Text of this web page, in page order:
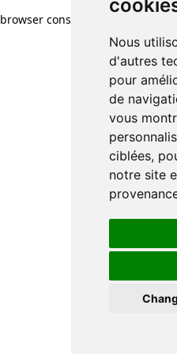
Nous
d'autres
pour
de
vous
ciblées,
notre site
browser console for more